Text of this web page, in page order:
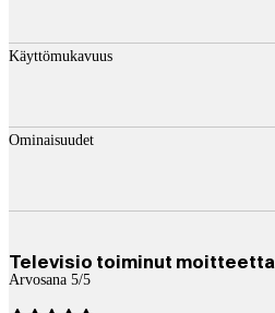
Käyttömukavuus
Ominaisuudet
Televisio toiminut moitteetta
Arvosana 5/5